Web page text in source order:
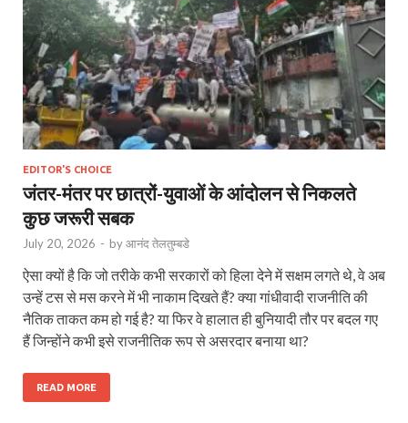
EDITOR'S CHOICE
जंतर-मंतर पर छात्रों-युवाओं के आंदोलन से निकलते
कुछ जरूरी सबक
July 20, 2026 - byआनंद तेलतुम्बडे
ऐसा क्यों है कि जो तरीके कभी सरकारों को हिला देने में सक्षम लगते थे, वे अब
उन्हें टस से मस करने में भी नाकाम दिखते हैं? क्या गांधीवादी राजनीति की
नैतिक ताकत कम हो गई है? या फिर वे हालात ही बुनियादी तौर पर बदल गए
हैं जिन्होंने कभी इसे राजनीतिक रूप से असरदार बनाया था?
READ MORE